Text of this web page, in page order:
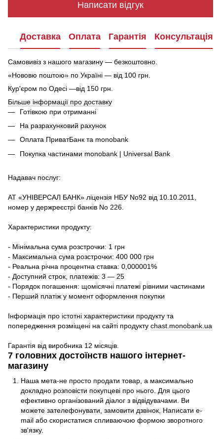
Написати відгук
Доставка Оплата Гарантія Консультація
Самовивіз з нашого магазину — безкоштовно.
«Нововю поштою» по Україні — від 100 грн.
Кур'єром по Одесі —від 150 грн.
Більше інформації про доставку
Готівкою при отриманні
На разрахунковий рахунок
Оплата ПриватБанк та monobank
Покупка частинами monobank | Universal Bank
Надавач послуг:
АТ «УНІВЕРСАЛ БАНК» ліцензія НБУ No92 від 10.10.2011,
номер у держреєстрі банків No 226.
Характеристики продукту:
- Мінімальна сума розстрочки: 1 грн
- Максимальна сума розстрочки: 400 000 грн
- Реальна річна процентна ставка: 0,000001%
- Доступний строк, платежів: 3 — 25
- Порядок погашення: щомісячні платежі рівними частинами
- Перший платіж у момент оформлення покупки
Інформація про істотні характеристики продукту та
попередження розміщені на сайті продукту chast.monobank.ua
Гарантія від виробника 12 місяців.
7 головних достоїнств нашого інтернет-
магазину
Наша мета-не просто продати товар, а максимально
докладно розповісти покупцеві про нього. Для цього
ефективно організований діалог з відвідувачами. Ви
можете зателефонувати, замовити дзвінок, Написати e-
mail або скористатися спливаючою формою зворотного
зв'язку.